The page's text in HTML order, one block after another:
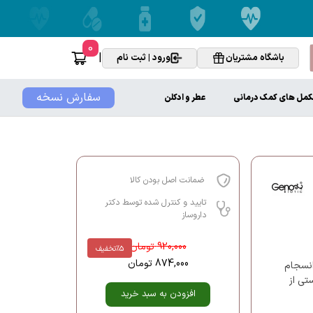
باشگاه مشتریان ورود | ثبت نام |
0
سفارش نسخه های کمک درمانی عطر و ادکلن
انسجام
از
ضمانت اصل بودن کالا
تایید و کنترل شده توسط دکتر
داروساز
%5تخفیف 920,000تومان
874,000 تومان
افزودن به سبد خرید